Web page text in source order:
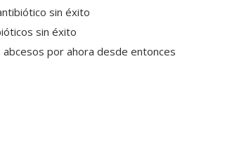
sin éxito
sin éxito
por ahora desde entonces